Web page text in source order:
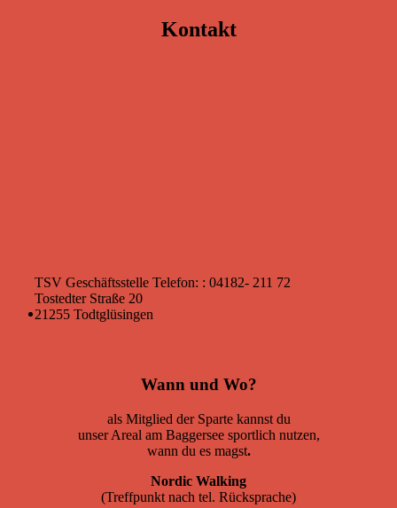
Kontakt
TSV GeschäftsstelleTelefon: : 04182- 211 72
Tostedter Straße 20
21255 Todtglüsingen
Wann und Wo?
als Mitglied der Sparte kannst du
unser Areal am Baggersee sportlich nutzen,
wann du es magst.
Nordic Walking
(Treffpunkt nach tel. Rücksprache)